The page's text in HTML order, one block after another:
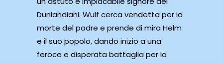
Dunlandiani. Wulf cerca vendetta per la
morte del padre e prende di mira Helm
e il suo popolo, dando inizio a una
feroce e disperata battaglia per la